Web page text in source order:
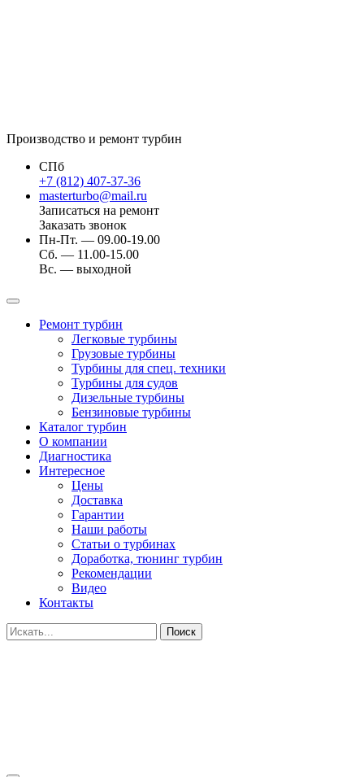
Производство и ремонт турбин
СПб
+7 (812) 407-37-36
masterturbo@mail.ru
Записаться на ремонт
Заказать звонок
Пн-Пт. — 09.00-19.00
Сб. — 11.00-15.00
Вс. — выходной
Ремонт турбин
Легковые турбины
Грузовые турбины
Турбины для спец. техники
Турбины для судов
Дизельные турбины
Бензиновые турбины
Каталог турбин
О компании
Диагностика
Интересное
Цены
Доставка
Гарантии
Наши работы
Статьи о турбинах
Доработка, тюнинг турбин
Рекомендации
Видео
Контакты
Поиск